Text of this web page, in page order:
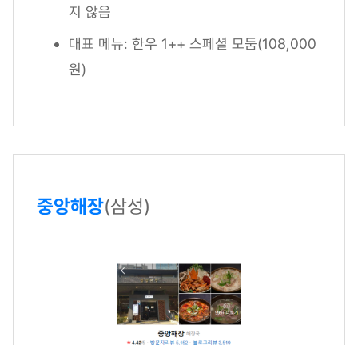
지 않음
대표 메뉴: 한우 1++ 스페셜 모둠(108,000
원)
중앙해장(삼성)